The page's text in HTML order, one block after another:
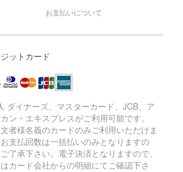
お支払いについて
ットカード
ダイナーズ、マスターカード、JCB、ア
ン・エキスプレスがご利用可能です。
者様名義のカードのみご利用いただけま
支払回数は一括払いのみとなりますの
了承下さい。電子決済となりますので、
カード会社からの明細にてご確認下さ